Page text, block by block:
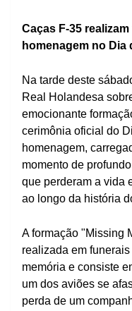
Caças F-35
homenagem no Dia
Na tarde deste
Real Holandesa
emocionante
cerimônia oficial do
homenagem,
momento de
que perderam a vida
ao longo da história
A formação "Missing
realizada em
memória e consiste
um dos aviões se
perda de um